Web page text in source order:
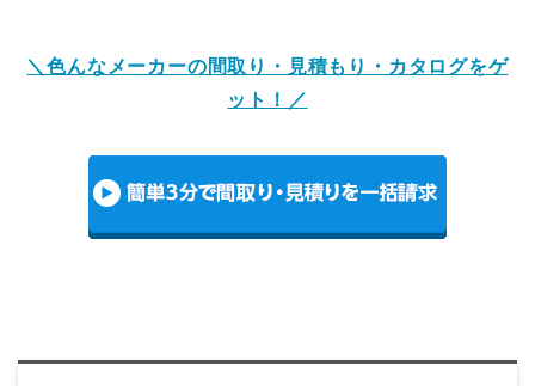
＼色んなメーカーの間取り・見積もり・カタログをゲ
ット！／